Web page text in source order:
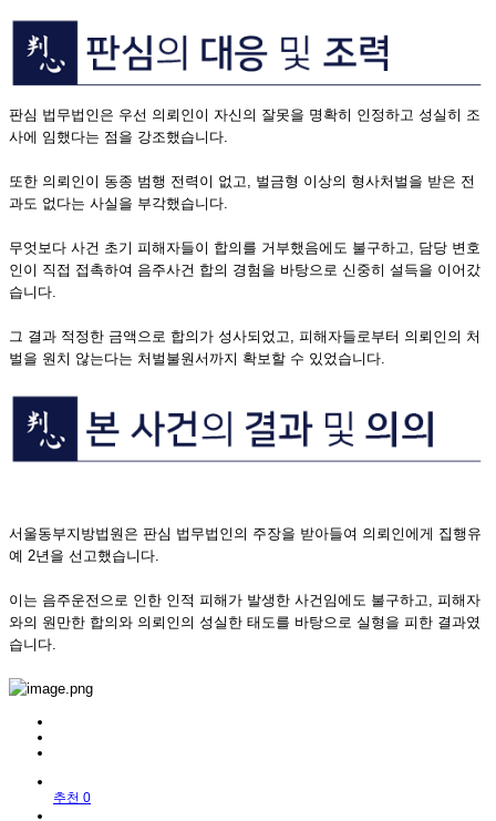
판심 법무법인은 우선 의뢰인이 자신의 잘못을 명확히 인정하고 성실히 조
사에 임했다는 점을 강조했습니다.
또한 의뢰인이 동종 범행 전력이 없고, 벌금형 이상의 형사처벌을 받은 전
과도 없다는 사실을 부각했습니다.
무엇보다 사건 초기 피해자들이 합의를 거부했음에도 불구하고, 담당 변호
인이 직접 접촉하여 음주사건 합의 경험을 바탕으로 신중히 설득을 이어갔
습니다.
그 결과 적정한 금액으로 합의가 성사되었고, 피해자들로부터 의뢰인의 처
벌을 원치 않는다는 처벌불원서까지 확보할 수 있었습니다.
서울동부지방법원은 판심 법무법인의 주장을 받아들여 의뢰인에게 집행유
예 2년을 선고했습니다.
이는 음주운전으로 인한 인적 피해가 발생한 사건임에도 불구하고, 피해자
와의 원만한 합의와 의뢰인의 성실한 태도를 바탕으로 실형을 피한 결과였
습니다.
추천 0